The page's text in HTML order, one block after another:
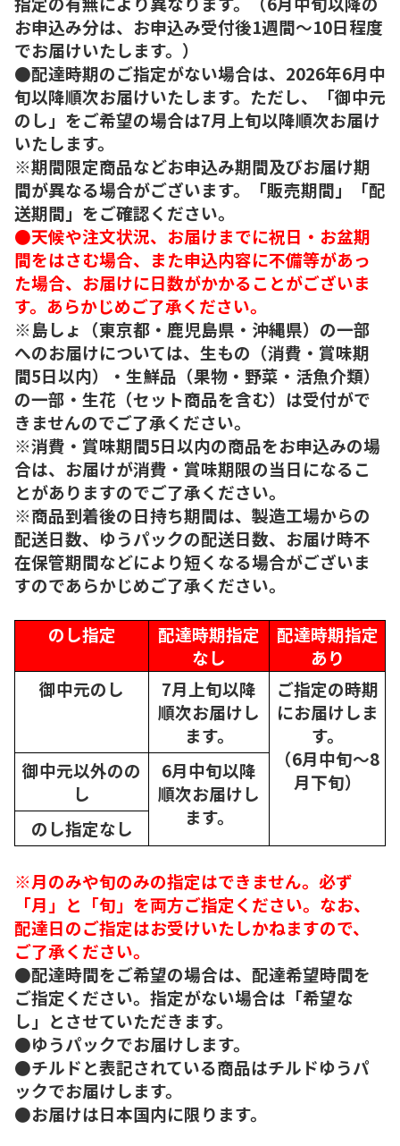
お申込み分は、お申込み受付後1週間～10日程度
でお届けいたします。）
●配達時期のご指定がない場合は、2026年6月中
旬以降順次お届けいたします。ただし、「御中元
のし」をご希望の場合は7月上旬以降順次お届け
いたします。
※期間限定商品などお申込み期間及びお届け期
間が異なる場合がございます。「販売期間」「配
送期間」をご確認ください。
●天候や注文状況、お届けまでに祝日・お盆期
間をはさむ場合、また申込内容に不備等があっ
た場合、お届けに日数がかかることがございま
す。あらかじめご了承ください。
※島しょ（東京都・鹿児島県・沖縄県）の一部
へのお届けについては、生もの（消費・賞味期
間5日以内）・生鮮品（果物・野菜・活魚介類）
の一部・生花（セット商品を含む）は受付がで
きませんのでご了承ください。
※消費・賞味期間5日以内の商品をお申込みの場
合は、お届けが消費・賞味期限の当日になるこ
とがありますのでご了承ください。
※商品到着後の日持ち期間は、製造工場からの
配送日数、ゆうパックの配送日数、お届け時不
在保管期間などにより短くなる場合がございま
すのであらかじめご了承ください。
のし指定
配達時期指定
なし
配達時期指定
あり
御中元のし
7月上旬以降
順次お届けし
ます。
ご指定の時期
にお届けしま
す。
（6月中旬～8
月下旬）
御中元以外のの
し
6月中旬以降
順次お届けし
ます。
のし指定なし
※月のみや旬のみの指定はできません。必ず
「月」と「旬」を両方ご指定ください。なお、
配達日のご指定はお受けいたしかねますので、
ご了承ください。
●配達時間をご希望の場合は、配達希望時間を
ご指定ください。指定がない場合は「希望な
し」とさせていただきます。
●ゆうパックでお届けします。
●チルドと表記されている商品はチルドゆうパ
ックでお届けします。
●お届けは日本国内に限ります。